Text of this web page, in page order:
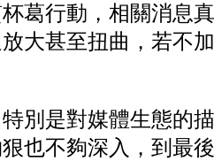
葛行動，相關消息
大甚至扭曲，若不
別是對媒體生態的
也不夠深入，到最